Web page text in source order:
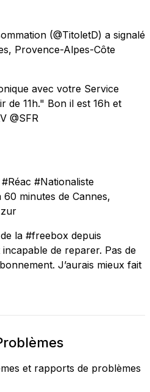
(@TitoletD) a signalé
Provence-Alpes-Côte
avec votre Service
de 11h." Bon il est 16h et
@SFR
#Nationaliste
60 minutes de Cannes,
la #freebox depuis
de reparer. Pas de
J’aurais mieux fait
et rapports de problèmes